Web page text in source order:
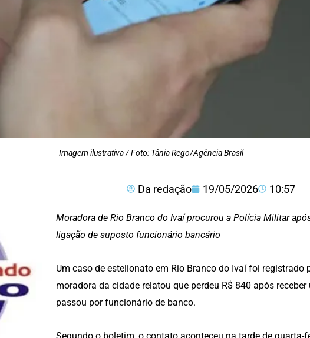
Imagem ilustrativa / Foto: Tânia Rego/Agência Brasil
Da redação 19/05/2026 10:57
Moradora de Rio Branco do Ivaí procurou a Polícia Militar
ligação de suposto funcionário bancário
Um caso de estelionato em Rio Branco do Ivaí foi
moradora da cidade relatou que perdeu R$ 840 após
passou por funcionário de banco.
Segundo o boletim, o contato aconteceu na tarde de